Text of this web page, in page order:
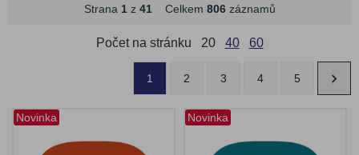
Strana 1z 41Celkem 806záznamů
Počet na stránku 20 40 60
1 2 3 4 5
Novinka Novinka